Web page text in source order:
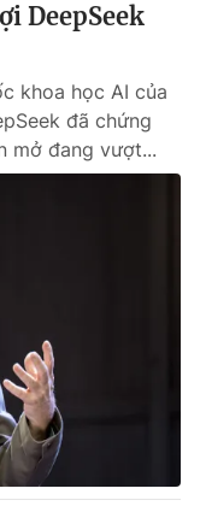
DeepSeek
khoa học AI của
đã chứng
mở đang vượt...